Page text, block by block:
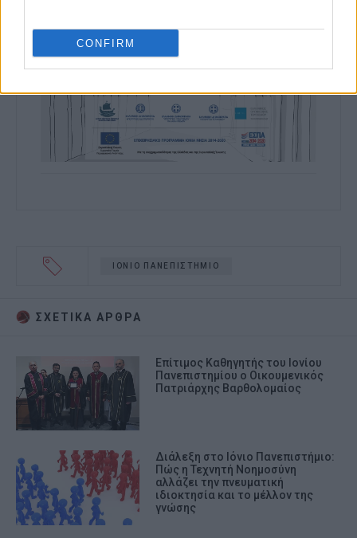
CONFIRM
ΙΟΝΙΟ ΠΑΝΕΠΙΣΤΗΜΙΟ
ΣΧΕΤΙΚA AΡΘΡΑ
Επίτιμος Καθηγητής του Ιονίου
Πανεπιστημίου ο Οικουμενικός
Πατριάρχης Βαρθολομαίος
Διάλεξη στο Ιόνιο Πανεπιστήμιο:
Πώς η Τεχνητή Νοημοσύνη
αλλάζει την πνευματική
ιδιοκτησία και το μέλλον της
γνώσης